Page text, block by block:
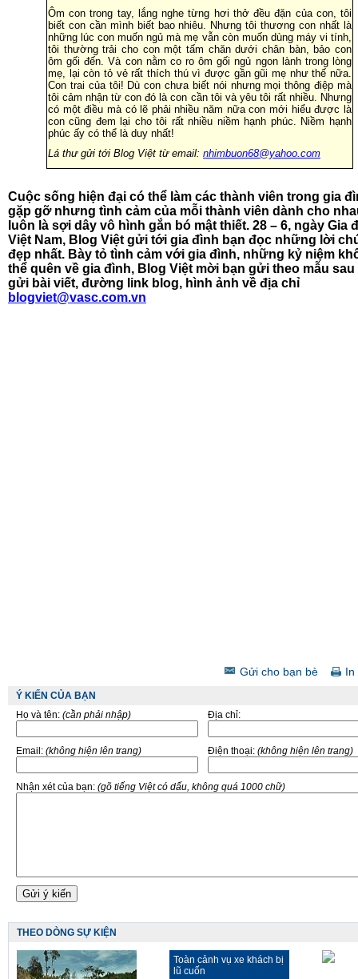
Ôm con trong tay, lắng nghe từng hơi thở đều đặn của con, tôi
biết con cần mình biết bao nhiêu. Nhưng tôi thương con nhất là
những lúc con muốn ngủ mà mẹ vẫn còn muốn dùng máy vi tính,
tôi thường trải cho con một tấm chăn dưới chân bàn, bảo con
ôm gối đến. Và con nằm co ro ôm gối ngủ ngon lành trong lòng
mẹ, lại còn tỏ vẻ rất thích thú vì được gần gũi mẹ như thế nữa.
Con trai của tôi! Dù con chưa biết nói nhưng mọi thông điệp mà
tôi cảm nhận từ con đó là con cần tôi và yêu tôi rất nhiều. Nhưng
có một điều mà có lẽ phải nhiều năm nữa con mới hiểu được là
con cũng đem lại cho tôi rất nhiều niềm hạnh phúc. Niềm hạnh
phúc ấy có thể là duy nhất!
Lá thư gửi tới Blog Việt từ email: nhimbuon68@yahoo.com
Cuộc sống hiện đại có thể làm các thành viên trong gia
gặp gỡ nhưng tình cảm của mỗi thành viên dành cho
luôn là sợi dây vô hình gắn bó mật thiết. 28 – 6, ngày Gia
Việt Nam, Blog Việt gửi tới gia đình bạn đọc những lời
đẹp nhất. Bày tỏ tình cảm với gia đình, những kỷ niệm
thể quên về gia đình, Blog Việt mời bạn gửi theo mẫu sau
gửi bài viết, đường link blog, hình ảnh về địa chỉ
blogviet@vasc.com.vn
Gửi cho bạn bè In
Ý KIẾN CỦA BẠN
Họ và tên: (cần phải nhập) Địa chỉ:
Email: (không hiện lên trang) Điện thoại: (không hiện lên trang)
Nhận xét của bạn: (gõ tiếng Việt có dấu, không quá 1000 chữ)
THEO DÒNG SỰ KIỆN
Toàn cảnh vụ xe khách bị
lũ cuốn